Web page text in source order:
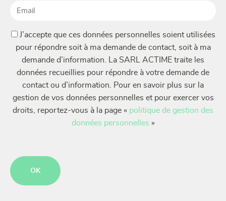
(Nécessaire)
J’accepte que ces données personnelles soient utilisées
pour répondre soit à ma demande de contact, soit à ma
demande d’information. La SARL ACTIME traite les
données recueillies pour répondre à votre demande de
contact ou d’information. Pour en savoir plus sur la
gestion de vos données personnelles et pour exercer vos
droits, reportez-vous à la page « politique de gestion des
données personnelles »